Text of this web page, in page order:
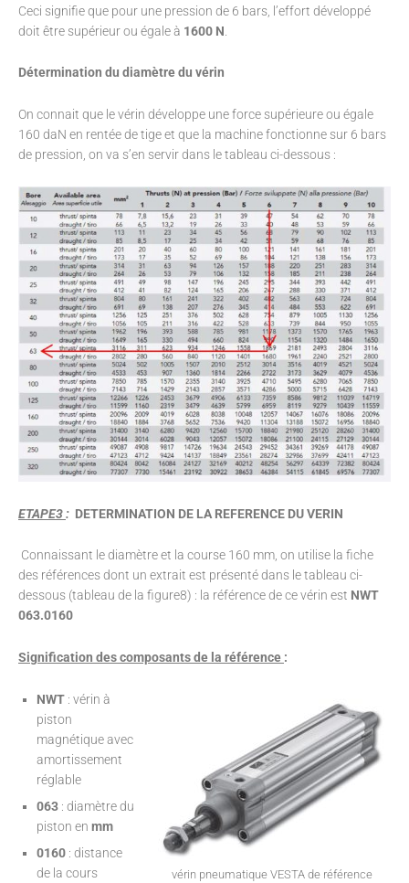
Ceci signifie que pour une pression de 6 bars, l’effort développé
doit être supérieur ou égale à 1600 N
Détermination du diamètre du vérin
On connait que le vérin développe une force supérieure ou égale
160 daN en rentée de tige et que la machine fonctionne sur 6 bars
de pression, on va s’en servir dans le tableau ci-dessous :
ETAPE3: DETERMINATION DE LA REFERENCE DU VERIN
Connaissant le diamètre et la course 160 mm, on utilise la fiche
des références dont un extrait est présenté dans le tableau ci-
dessous (tableau de la figure8) : la référence de ce vérin est NWT
063.0160
Signification des composants de la référence :
vérin pneumatique VESTA de référence
NWT : vérin à
piston
magnétique avec
amortissement
réglable
063 : diamètre du
piston en mm
0160 : distance
de la cours